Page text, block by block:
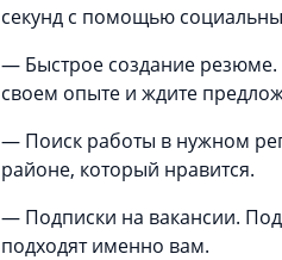
секунд с помощью
— Быстрое создание резюме.
своем опыте и ждите
— Поиск работы в нужном
районе, который нравится.
— Подписки на вакансии.
подходят именно вам.